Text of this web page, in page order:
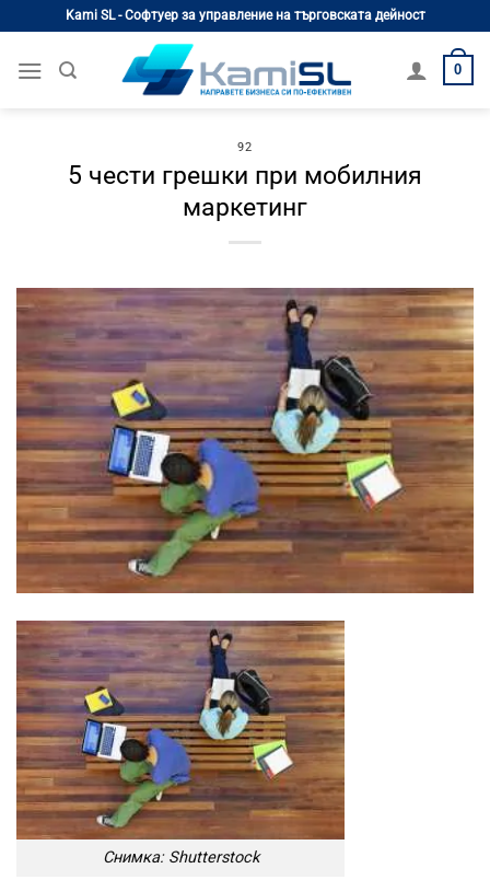
content
Kami SL - Софтуер за управление на търговската дейност
0
92
5 чести грешки при мобилния
маркетинг
Снимка: Shutterstock